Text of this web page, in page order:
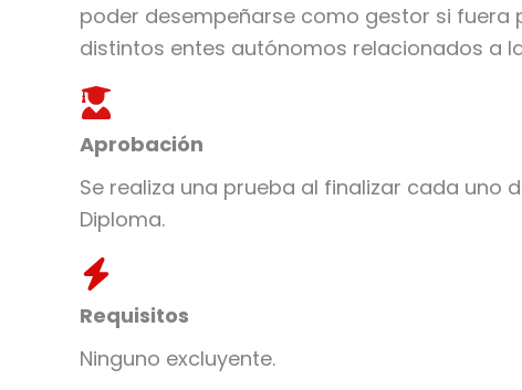
poder desempeñarse como gestor si
distintos entes autónomos relacionados a
Aprobación
Se realiza una prueba al finalizar cada
Diploma.
Requisitos
Ninguno excluyente.